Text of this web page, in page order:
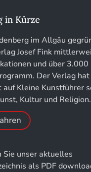
Landkreises Lindau
der DGC Deutsche
Stiftung Thüringer
in Kürze
im Allgäu
Josef Fink
und über 3.000
Der Verlag hat
auf Kleine Kunstführer
Kultur und Religion.
Sie unser aktuelles
als PDF